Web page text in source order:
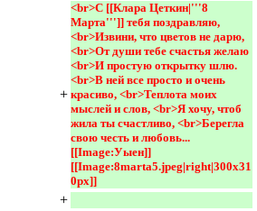
+
<br>С [[Клара Цеткин|'''8
Марта''']] тебя поздравляю,
<br>Извини, что цветов не дарю,
<br>От души тебе счастья желаю
<br>И простую открытку шлю.
<br>В ней все просто и очень
красиво, <br>Теплота моих
мыслей и слов, <br>Я хочу, чтоб
жила ты счастливо, <br>Берегла
свою честь и любовь...
[[Image:Уыен]]
[[Image:8marta5.jpeg|right|300x31
0px]]
+